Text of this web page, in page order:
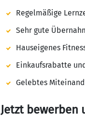
Regelmäßige
Sehr gute
Hauseigenes
Einkaufsrabatte
Gelebtes
Jetzt bewerben